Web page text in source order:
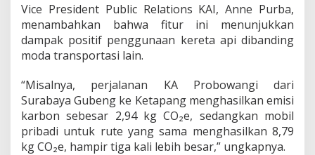
Vice President Public Relations KAI, Anne Purba,
menambahkan bahwa fitur ini menunjukkan
dampak positif penggunaan kereta api dibanding
moda transportasi lain.
“Misalnya, perjalanan KA Probowangi dari
Surabaya Gubeng ke Ketapang menghasilkan emisi
karbon sebesar 2,94 kg CO₂e, sedangkan mobil
pribadi untuk rute yang sama menghasilkan 8,79
kg CO₂e, hampir tiga kali lebih besar,” ungkapnya.